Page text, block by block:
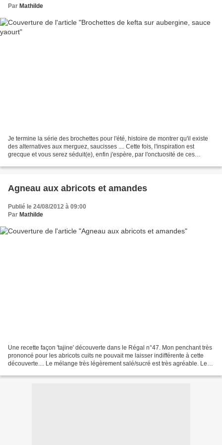
Par Mathilde
Je termine la série des brochettes pour l'été, histoire de montrer qu'il existe
des alternatives aux merguez, saucisses .... Cette fois, l'inspiration est
grecque et vous serez séduit(e), enfin j'espère, par l'onctuosité de ces
Agneau aux abricots et amandes
Publié le 24/08/2012 à 09:00
Par Mathilde
Une recette façon 'tajine' découverte dans le Régal n°47. Mon penchant très
prononcé pour les abricots cuits ne pouvait me laisser indifférente à cette
découverte.... Le mélange très légèrement salé/sucré est très agréable. Les